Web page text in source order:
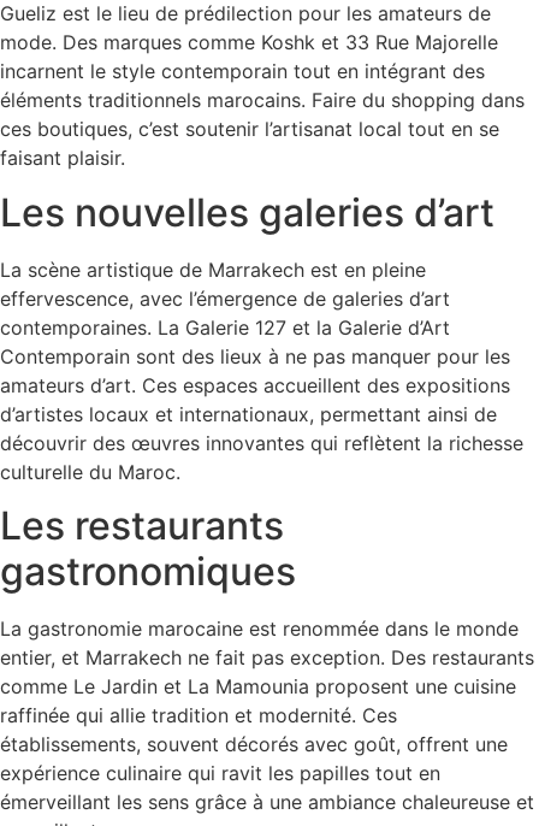
Gueliz est le lieu de prédilection pour les amateurs de
mode. Des marques comme Koshk et 33 Rue Majorelle
incarnent le style contemporain tout en intégrant des
éléments traditionnels marocains. Faire du shopping dans
ces boutiques, c’est soutenir l’artisanat local tout en se
faisant plaisir.
Les nouvelles galeries d’art
La scène artistique de Marrakech est en pleine
effervescence, avec l’émergence de galeries d’art
contemporaines. La Galerie 127 et la Galerie d’Art
Contemporain sont des lieux à ne pas manquer pour les
amateurs d’art. Ces espaces accueillent des expositions
d’artistes locaux et internationaux, permettant ainsi de
découvrir des œuvres innovantes qui reflètent la richesse
culturelle du Maroc.
Les restaurants
gastronomiques
La gastronomie marocaine est renommée dans le monde
entier, et Marrakech ne fait pas exception. Des restaurants
comme Le Jardin et La Mamounia proposent une cuisine
raffinée qui allie tradition et modernité. Ces
établissements, souvent décorés avec goût, offrent une
expérience culinaire qui ravit les papilles tout en
émerveillant les sens grâce à une ambiance chaleureuse et